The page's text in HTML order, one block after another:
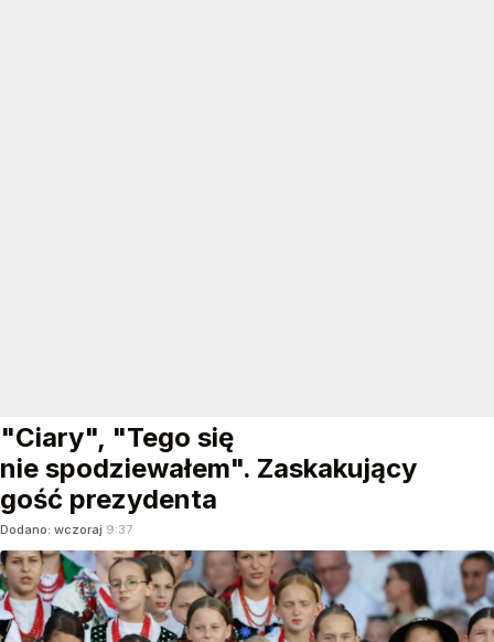
"Ciary", "Tego się
nie spodziewałem". Zaskakujący
gość prezydenta
Dodano: wczoraj 9:37